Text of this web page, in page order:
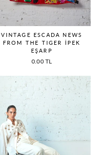
VINTAGE ESCADA NEWS
FROM THE TIGER İPEK
EŞARP
0.00 TL